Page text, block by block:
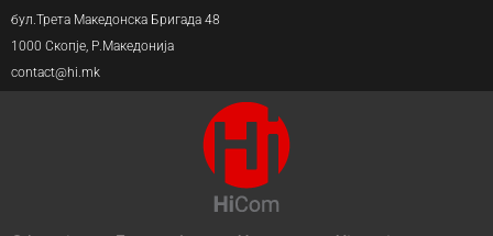
бул.Трета Македонска Бригада 48
1000 Скопје, Р.Македонија
contact@hi.mk